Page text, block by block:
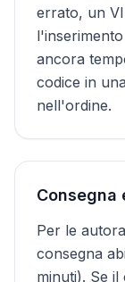
errato, un
ancora
codice in
nell'ordine.
Consegna
Per le
consegna
minuti). Se